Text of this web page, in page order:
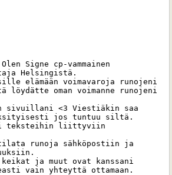
Signe cp-vammainen
Helsingistä.
elämään voimavaroja runojeni
löydätte oman voimanne runojeni
sivuillani <3 Viestiäkin saa
jos tuntuu siltä.
teksteihin liittyviin
tilata runoja sähköpostiin ja
ja muut ovat kanssani
vain yhteyttä ottamaan.